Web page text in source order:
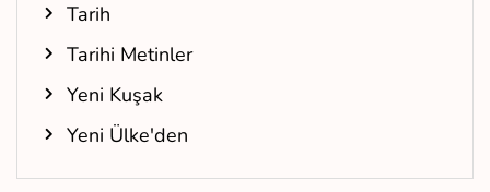
Tarih
Tarihi Metinler
Yeni Kuşak
Yeni Ülke'den